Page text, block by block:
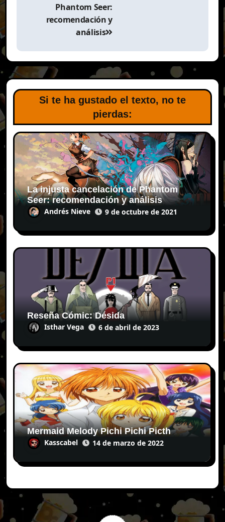
Phantom Seer:
recomendación y
análisis
Si te ha gustado el texto, no te
pierdas:
La injusta cancelación de Phantom
Seer: recomendación y análisis
Andrés Nieve 9 de octubre de 2021
Reseña Cómic: Désida
Isthar Vega 6 de abril de 2023
Mermaid Melody Pichi Pichi Picth
Kasscabel 14 de marzo de 2022